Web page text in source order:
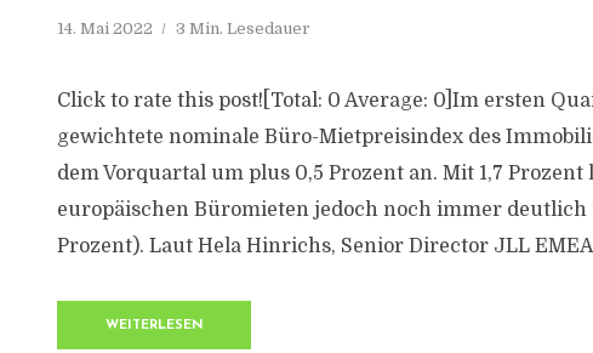
14. Mai 2022 3 Min. Lesedauer
Click to rate this post![Total: 0 Average: 0]Im ersten
gewichtete nominale Büro-Mietpreisindex des
dem Vorquartal um plus 0,5 Prozent an. Mit 1,7
europäischen Büromieten jedoch noch immer
Prozent). Laut Hela Hinrichs, Senior Director JLL
WEITERLESEN